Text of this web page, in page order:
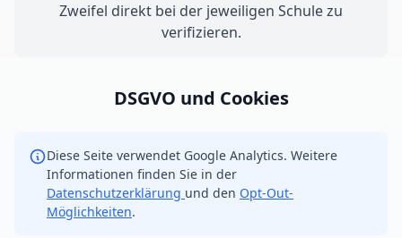
Zweifel direkt bei der jeweiligen Schule zu
verifizieren.
DSGVO und Cookies
Diese Seite verwendet Google Analytics. Weitere
Informationen finden Sie in der
Datenschutzerklärung und den Opt-Out-
Möglichkeiten.